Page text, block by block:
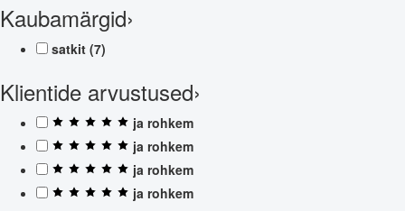
Kaubamärgid›
satkit (7)
Klientide arvustused›
ja rohkem
ja rohkem
ja rohkem
ja rohkem